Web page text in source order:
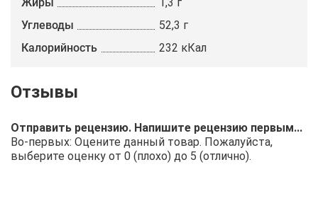
Углеводы
52,3 г
Калорийность
232 кКал
Отправить рецензию. Напишите рецензию первым...
Во-первых: Оцените данный товар. Пожалуйста,
выберите оценку от 0 (плохо) до 5 (отлично).